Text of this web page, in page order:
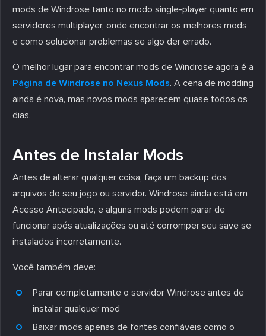
mods de Windrose tanto no modo single-player quanto em
servidores multiplayer, onde encontrar os melhores mods
e como solucionar problemas se algo der errado.
O melhor lugar para encontrar mods de Windrose agora é a
Página de Windrose no Nexus Mods. A cena de modding
ainda é nova, mas novos mods aparecem quase todos os
dias.
Antes de Instalar Mods
Antes de alterar qualquer coisa, faça um backup dos
arquivos do seu jogo ou servidor. Windrose ainda está em
Acesso Antecipado, e alguns mods podem parar de
funcionar após atualizações ou até corromper seu save se
instalados incorretamente.
Você também deve:
Parar completamente o servidor Windrose antes de
instalar qualquer mod
Baixar mods apenas de fontes confiáveis como o